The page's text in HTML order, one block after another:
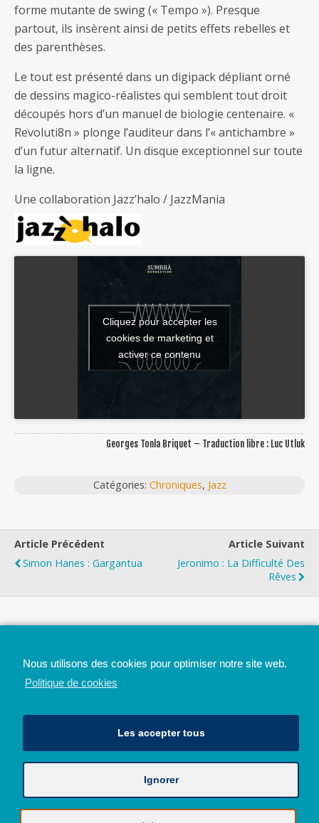
forme mutante de swing (« Tempo »). Presque
partout, ils insèrent ainsi de petits effets rebelles et
des parenthèses.
Le tout est présenté dans un digipack dépliant orné
de dessins magico-réalistes qui semblent tout droit
découpés hors d’un manuel de biologie centenaire. «
Revoluti8n » plonge l’auditeur dans l’« antichambre »
d’un futur alternatif. Un disque exceptionnel sur toute
la ligne.
Une collaboration Jazz’halo / JazzMania
Cliquez pour accepter les
cookies de marketing et
activer ce contenu
Georges Tonla Briquet – Traduction libre : Luc Utluk
Catégories: Chroniques, Jazz
Article Précédent
Simon Hanes : Gargantua
Article Suivant
Jeronimo : La Difficulté Des
Rêves
Avec le soutien de la Province de Liège
© 2026 - Tous droits réservés - JazzMania
Nous utilisons des cookies pour optimiser notre site web.
Politique de cookies
Les accepter tous
Ignorer